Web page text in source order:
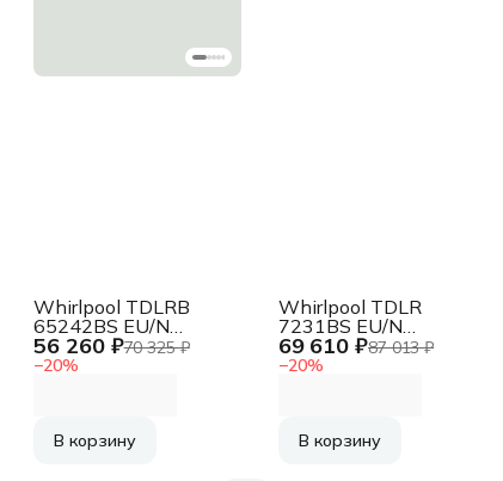
56 260 ₽70 325 ₽
−20%
Whirlpool TDLRB
65242BS EU/N
Стиральная машина
В корзину
69 610 ₽87 013 ₽
−20%
Whirlpool TDLR
7231BS EU/N
Стиральная машина
белая, загрузка
В корзину